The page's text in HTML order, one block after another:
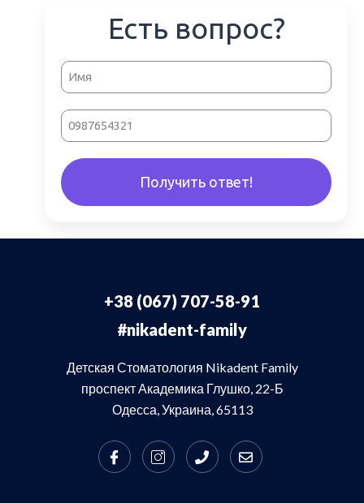
Есть вопрос?
Получить ответ!
+38 (067) 707-58-91
#nikadent-family
Детская Стоматология Nikadent Family
проспект Академика Глушко, 22-Б
Одесса, Украина, 65113